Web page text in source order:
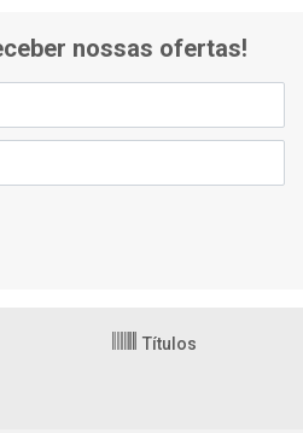
nossas ofertas!
Títulos